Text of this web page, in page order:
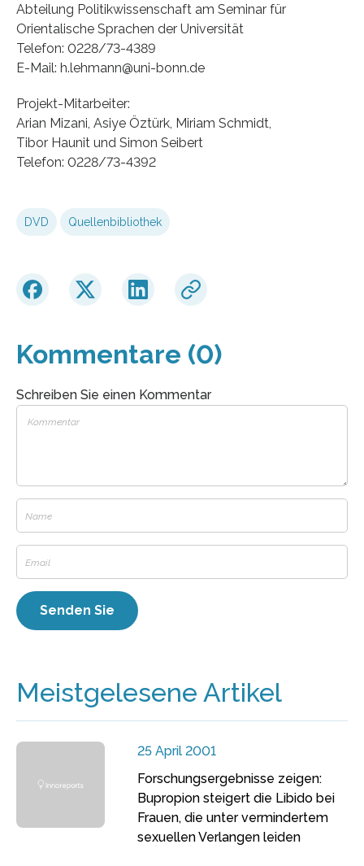
Abteilung Politikwissenschaft am Seminar für
Orientalische Sprachen der Universität
Telefon: 0228/73-4389
E-Mail: h.lehmann@uni-bonn.de
Projekt-Mitarbeiter:
Arian Mizani, Asiye Öztürk, Miriam Schmidt,
Tibor Haunit und Simon Seibert
Telefon: 0228/73-4392
DVD Quellenbibliothek
Kommentare (0)
Schreiben Sie einen Kommentar
Meistgelesene Artikel
25 April 2001
Forschungsergebnisse zeigen:
Bupropion steigert die Libido bei
Frauen, die unter vermindertem
sexuellen Verlangen leiden